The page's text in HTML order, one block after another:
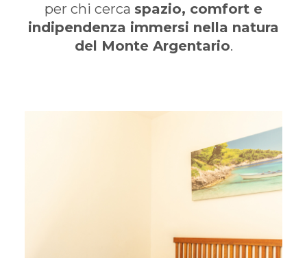
per chi cerca spazio, comfort e
indipendenza immersi nella natura
del Monte Argentario.